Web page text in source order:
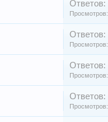
Ответов:
Просмотров:
Ответов:
Просмотров:
Ответов:
Просмотров:
Ответов:
Просмотров: